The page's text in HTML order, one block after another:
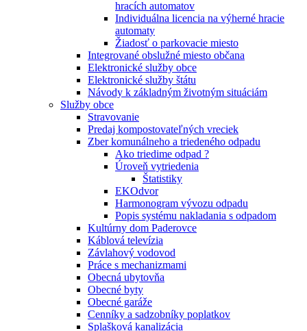
hracích automatov
Individuálna licencia na výherné hracie
automaty
Žiadosť o parkovacie miesto
Integrované obslužné miesto občana
Elektronické služby obce
Elektronické služby štátu
Návody k základným životným situáciám
Služby obce
Stravovanie
Predaj kompostovateľných vreciek
Zber komunálneho a triedeného odpadu
Ako triedime odpad ?
Úroveň vytriedenia
Štatistiky
EKOdvor
Harmonogram vývozu odpadu
Popis systému nakladania s odpadom
Kultúrny dom Paderovce
Káblová televízia
Závlahový vodovod
Práce s mechanizmami
Obecná ubytovňa
Obecné byty
Obecné garáže
Cenníky a sadzobníky poplatkov
Splašková kanalizácia